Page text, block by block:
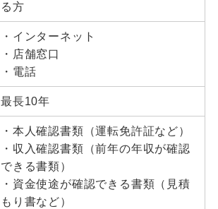
る方
・インターネット
・店舗窓口
・電話
最長10年
・本人確認書類（運転免許証など）
・収入確認書類（前年の年収が確認
できる書類）
・資金使途が確認できる書類（見積
もり書など）